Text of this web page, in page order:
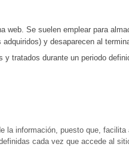
web. Se suelen emplear para
y desaparecen al
tratados durante un periodo
la información, puesto que,
cada vez que accede al